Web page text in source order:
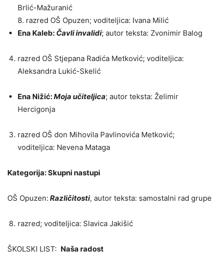
Brlić-Mažuranić
8. razred OŠ Opuzen; voditeljica: Ivana Milić
Ena Kaleb: Čavli invalidi; autor teksta: Zvonimir Balog
razred OŠ Stjepana Radića Metković; voditeljica:
Aleksandra Lukić-Skelić
Ena Nižić:Moja učiteljica; autor teksta: Želimir
Hercigonja
razred OŠ don Mihovila Pavlinovića Metković;
voditeljica: Nevena Mataga
Kategorija: Skupni nastupi
OŠ Opuzen: Različitosti, autor teksta: samostalni rad grupe
razred; voditeljica: Slavica Jakišić
ŠKOLSKI LIST: Naša radost